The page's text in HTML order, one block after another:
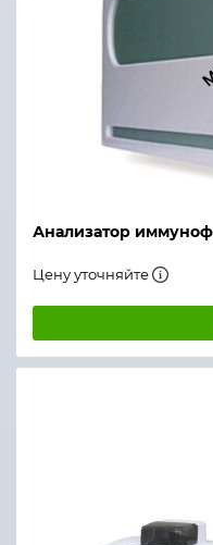
Анализатор
Цену уточняйте